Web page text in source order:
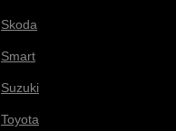
Skoda
Smart
Suzuki
Toyota